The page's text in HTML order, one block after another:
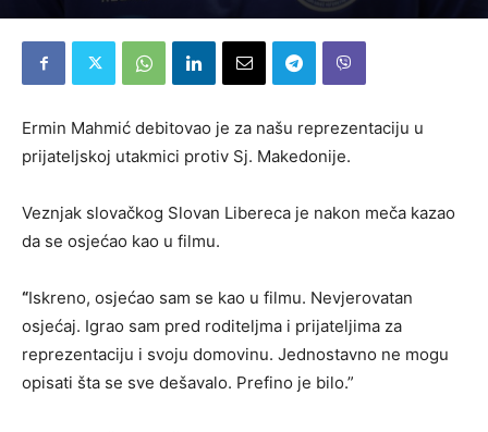
Ermin Mahmić debitovao je za našu reprezentaciju u
prijateljskoj utakmici protiv Sj. Makedonije.
Veznjak slovačkog Slovan Libereca je nakon meča kazao
da se osjećao kao u filmu.
“Iskreno, osjećao sam se kao u filmu. Nevjerovatan
osjećaj. Igrao sam pred roditeljma i prijateljima za
reprezentaciju i svoju domovinu. Jednostavno ne mogu
opisati šta se sve dešavalo. Prefino je bilo.”